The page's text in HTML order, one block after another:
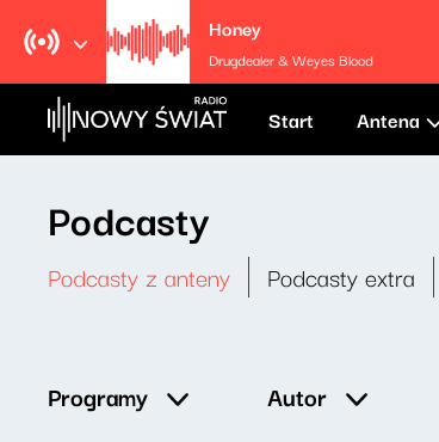
Honey
Drugdealer & Weyes Blood
Start Antena
Podcasty
Podcasty z anteny Podcasty extra
Programy Autor